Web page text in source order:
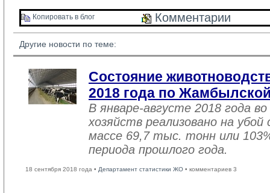
Копировать в блог Комментарии
Другие новости по теме:
Состояние
2018 года по
В январе-августе 2018 года
хозяйств реализовано на
массе 69,7 тыс. тонн или
периода прошлого года.
18 сентября 2018 года • Департамент статистики ЖО • комментариев 3